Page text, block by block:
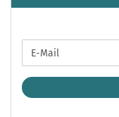
ZUR
ANMELDUNG
E-
Mail